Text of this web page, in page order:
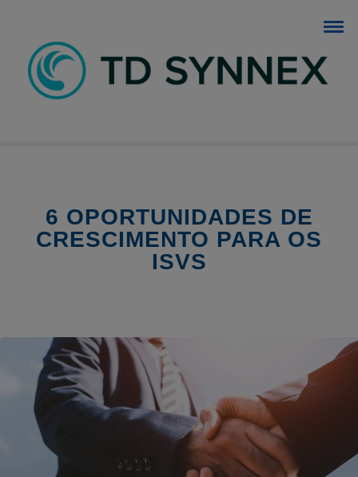
BLOG TD SYNNEX
6 OPORTUNIDADES DE
CRESCIMENTO PARA OS
ISVS